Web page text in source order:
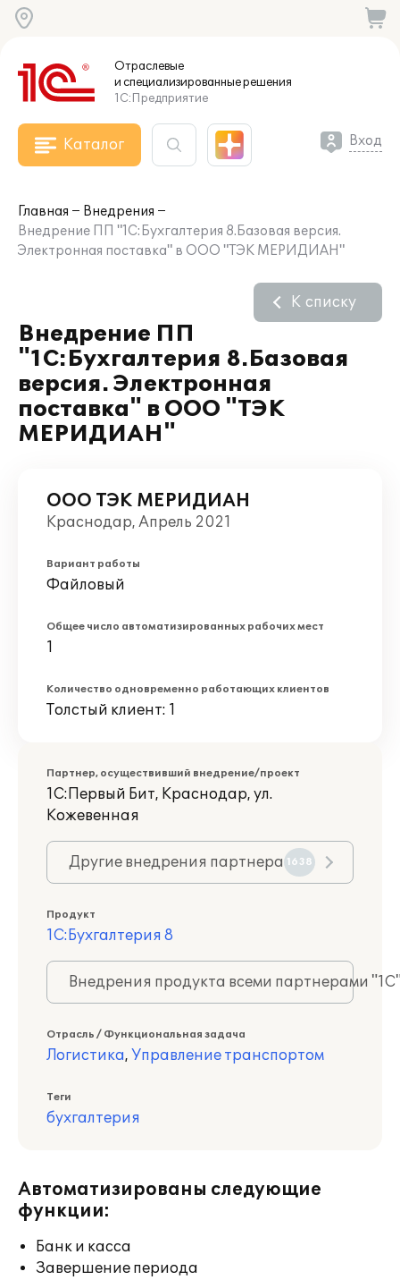
Отраслевые
и специализированныерешения
1С:Предприятие
Каталог Вход
Главная
Внедрения
Внедрение ПП "1С:Бухгалтерия 8.Базовая версия.
Электронная поставка" в ООО "ТЭК МЕРИДИАН"
Внедрение ПП
"1С:Бухгалтерия 8.Базовая
версия. Электронная
поставка" в ООО "ТЭК
МЕРИДИАН"
К списку
ООО ТЭК МЕРИДИАН
Краснодар, Апрель 2021
Вариант работы
Файловый
Общее число автоматизированных рабочих мест
1
Количество одновременно работающих клиентов
Толстый клиент: 1
Партнер, осуществивший внедрение/проект
1С:Первый Бит, Краснодар, ул.
Кожевенная
Другие внедрения партнера 1638
Продукт
1С:Бухгалтерия 8
Внедрения продукта всеми партнерами
Отрасль / Функциональная задача
Логистика, Управление транспортом
Теги
бухгалтерия
Автоматизированы следующие
функции:
Банк и касса
Завершение периода